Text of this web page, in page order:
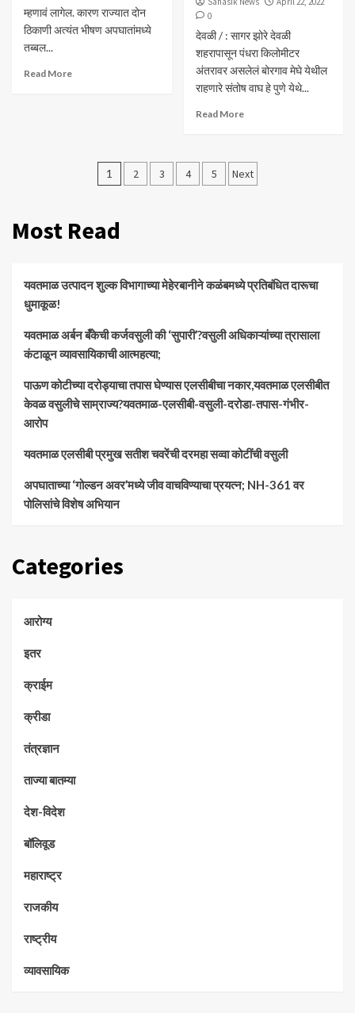
म्हणावं लागेल. कारण राज्यात दोन
ठिकाणी अत्यंत भीषण अपघातांमध्ये
तब्बल...
Read More
0
देवळी / : सागर झोरे देवळी
शहरापासून पंधरा किलोमीटर
अंतरावर असलेलं बोरगाव मेघे येथील
राहणारे संतोष वाघ हे पुणे येथे...
Read More
Posts
1 2 3 4 5 Next
Most Read
यवतमाळ उत्पादन शुल्क विभागाच्या मेहेरबानीने कळंबमध्ये प्रतिबंधित दारूचा
धुमाकूळ!
​यवतमाळ अर्बन बँकेची कर्जवसुली की ‘सुपारी’?वसुली अधिकाऱ्यांच्या त्रासाला
कंटाळून व्यावसायिकाची आत्महत्या;
पाऊण कोटीच्या दरोड्याचा तपास घेण्यास एलसीबीचा नकार,यवतमाळ एलसीबीत
केवळ वसुलीचे साम्राज्य?यवतमाळ-एलसीबी-वसुली-दरोडा-तपास-गंभीर-
आरोप
यवतमाळ एलसीबी प्रमुख सतीश चवरेंची दरमहा सव्वा कोटींची वसुली
अपघाताच्या ‘गोल्डन अवर’मध्ये जीव वाचविण्याचा प्रयत्न; NH-361 वर
पोलिसांचे विशेष अभियान
Categories
आरोग्य
इतर
क्राईम
क्रीडा
तंत्रज्ञान
ताज्या बातम्या
देश-विदेश
बॉलिवूड
महाराष्ट्र
राजकीय
राष्ट्रीय
व्यावसायिक